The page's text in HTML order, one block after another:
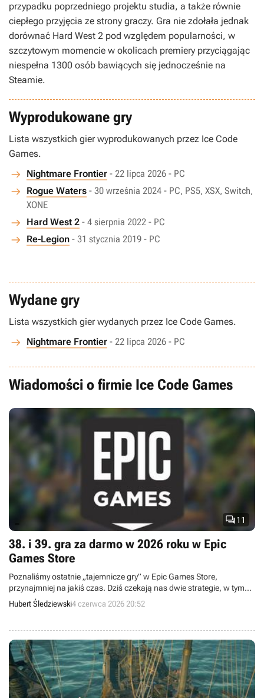
przypadku poprzedniego projektu studia, a także równie
ciepłego przyjęcia ze strony graczy. Gra nie zdołała jednak
dorównać Hard West 2 pod względem popularności, w
szczytowym momencie w okolicach premiery przyciągając
niespełna 1300 osób bawiących się jednocześnie na
Steamie.
Wyprodukowane gry
Lista wszystkich gier wyprodukowanych przez Ice Code
Games.
Nightmare Frontier - 22 lipca 2026 - PC
Rogue Waters - 30 września 2024 - PC, PS5, XSX, Switch,
XONE
Hard West 2 - 4 sierpnia 2022 - PC
Re-Legion - 31 stycznia 2019 - PC
Wydane gry
Lista wszystkich gier wydanych przez Ice Code Games.
Nightmare Frontier - 22 lipca 2026 - PC
Wiadomości o firmie Ice Code Games
11
38. i 39. gra za darmo w 2026 roku w Epic
Games Store
Poznaliśmy ostatnie „tajemnicze gry” w Epic Games Store,
przynajmniej na jakiś czas. Dziś czekają nas dwie strategie, w tym
jedna już obrośnięta małym kultem.
Hubert Śledziewski4 czerwca 2026 20:52